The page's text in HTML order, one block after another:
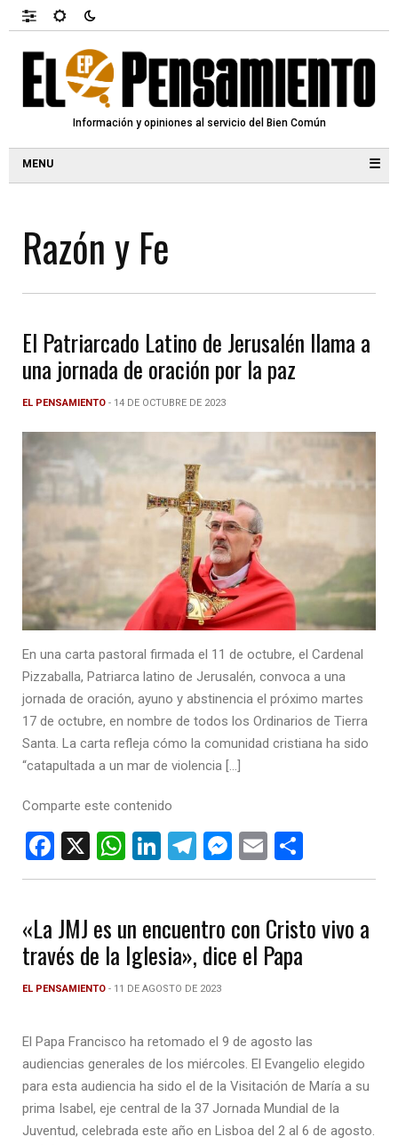
Información y opiniones al servicio del Bien Común
☰
Razón y Fe
El Patriarcado Latino de Jerusalén llama a
una jornada de oración por la paz
EL PENSAMIENTO - 14 DE OCTUBRE DE 2023
En una carta pastoral firmada el 11 de octubre, el Cardenal
Pizzaballa, Patriarca latino de Jerusalén, convoca a una
jornada de oración, ayuno y abstinencia el próximo martes
17 de octubre, en nombre de todos los Ordinarios de Tierra
Santa. La carta refleja cómo la comunidad cristiana ha sido
“catapultada a un mar de violencia […]
Comparte este contenido
F
a
b
o
o
X
W
h
s
A
p
Li
n
dI
n
T
el
gr
a
m
M
es
n
g
E
m o
p
«La JMJ es un encuentro con Cristo vivo a
través de la Iglesia», dice el Papa
EL PENSAMIENTO - 11 DE AGOSTO DE 2023
El Papa Francisco ha retomado el 9 de agosto las
audiencias generales de los miércoles. El Evangelio elegido
para esta audiencia ha sido el de la Visitación de María a su
prima Isabel, eje central de la 37 Jornada Mundial de la
Juventud, celebrada este año en Lisboa del 2 al 6 de agosto.